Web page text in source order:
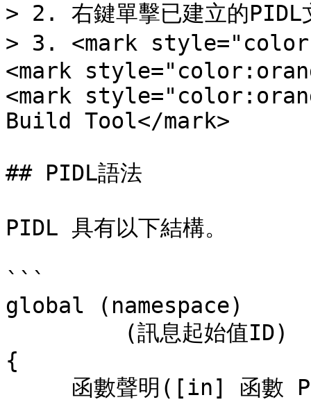
> 2. 右鍵單擊已建立的PIDL
> 3. <mark
<mark
<mark
Build Tool</mark>
## PIDL語法
PIDL 具有以下結構。
```
global (namespace)
{